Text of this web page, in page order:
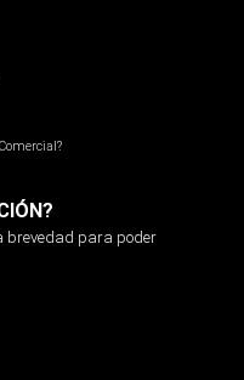
brevedad para poder